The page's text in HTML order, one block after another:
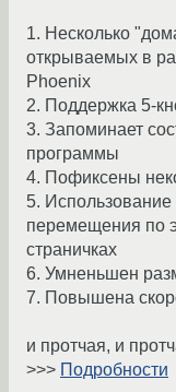
1. Несколько
открываемых в
Phoenix
2. Поддержка 5-
3. Запоминает
программы
4. Пофиксены
5.
перемещения по
страничках
6. Умненьшен
7. Повышена
и протчая, и
>>> Подробности